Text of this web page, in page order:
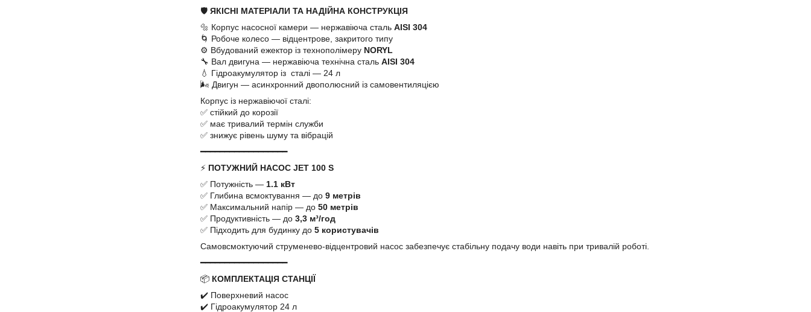
🛡️ ЯКІСНІ МАТЕРІАЛИ ТА НАДІЙНА КОНСТРУКЦІЯ
🔩 Корпус насосної камери — нержавіюча сталь AISI 304
🌀 Робоче колесо — відцентрове, закритого типу
⚙️ Вбудований ежектор із технополімеру NORYL
🔧 Вал двигуна — нержавіюча технічна сталь AISI 304
💧 Гідроакумулятор із сталі — 24 л
🌬️ Двигун — асинхронний двополюсний із самовентиляцією
Корпус із нержавіючої сталі:
✅ стійкий до корозії
✅ має тривалий термін служби
✅ знижує рівень шуму та вібрацій
━━━━━━━━━━━━━━━━━━
⚡ ПОТУЖНИЙ НАСОС JET 100 S
✅ Потужність — 1.1 кВт
✅ Глибина всмоктування — до 9 метрів
✅ Максимальний напір — до 50 метрів
✅ Продуктивність — до 3,3 м³/год
✅ Підходить для будинку до 5 користувачів
Самовсмоктуючий струменево-відцентровий насос забезпечує стабільну подачу води навіть при тривалій роботі.
━━━━━━━━━━━━━━━━━━
📦 КОМПЛЕКТАЦІЯ СТАНЦІЇ
✔️ Поверхневий насос
✔️ Гідроакумулятор 24 л